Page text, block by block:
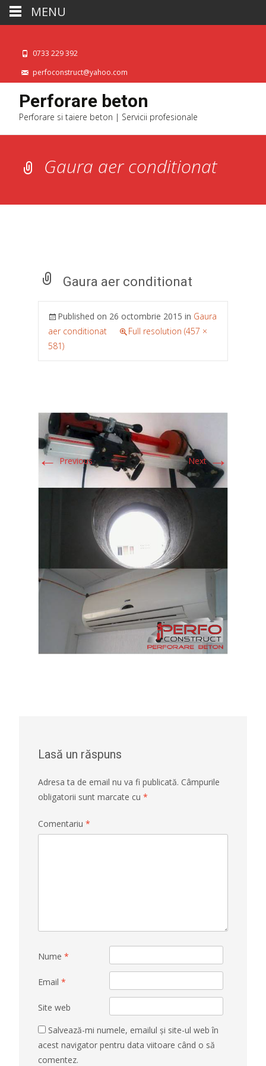
0733 229 392
perfoconstruct@yahoo.com
Perforare beton
Perforare si taiere beton | Servicii profesionale
Gaura aer conditionat
Gaura aer conditionat
Published on 26 octombrie 2015 in Gaura
aer conditionat
Full resolution (457 ×
581)
←Previous Next→
Lasă un răspuns
Adresa ta de email nu va fi publicată. Câmpurile
obligatorii sunt marcate cu *
Comentariu *
Nume *
Email *
Site web
Salvează-mi numele, emailul și site-ul web în
acest navigator pentru data viitoare când o să
comentez.
MENU